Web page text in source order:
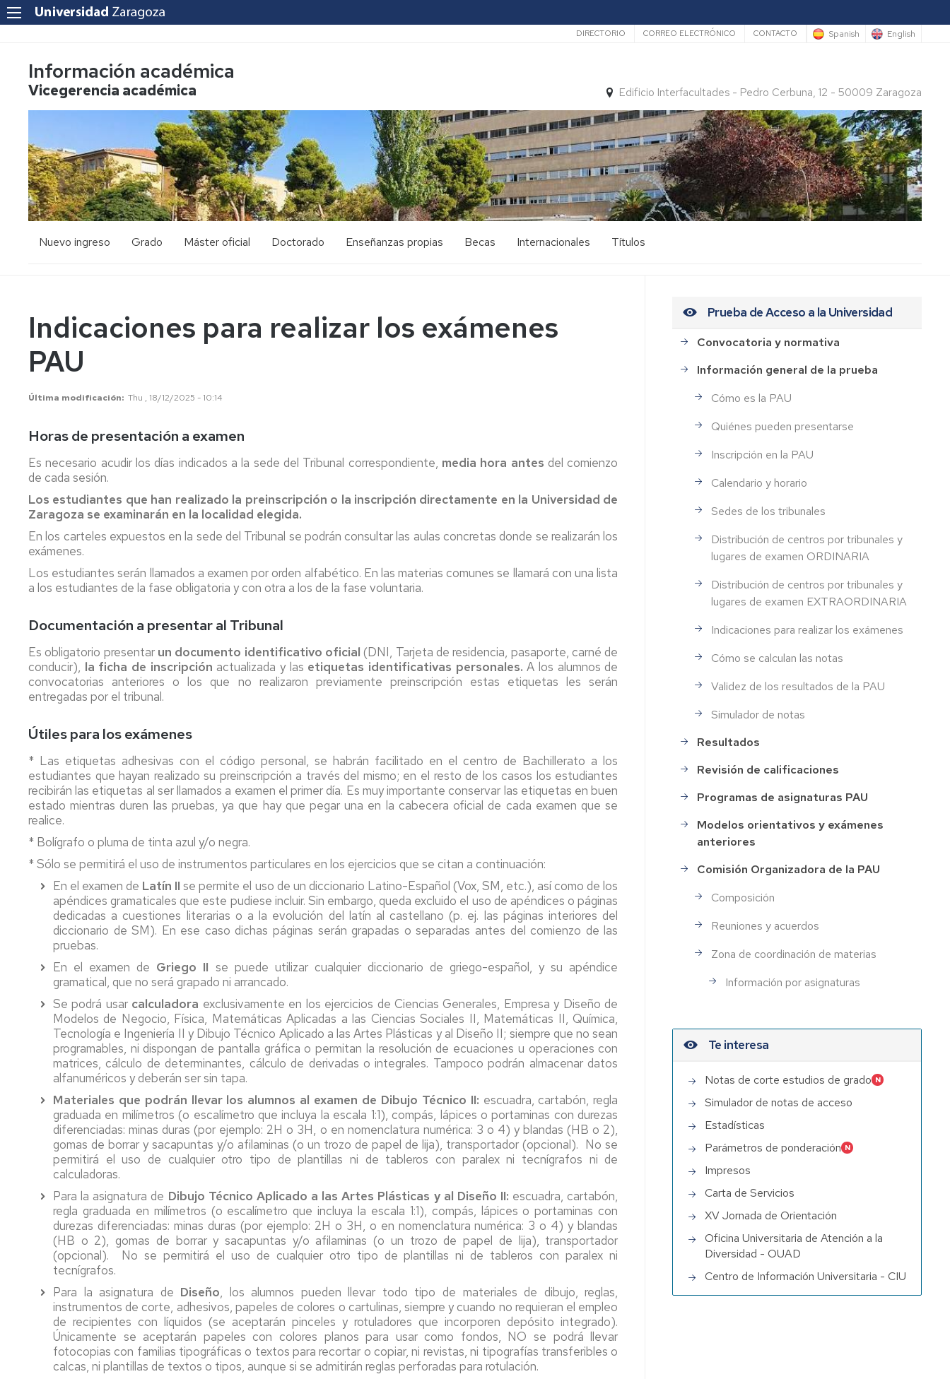
Secundario
DIRECTORIO CORREO ELECTRÓNICO CONTACTO Spanish English
Información académica
Vicegerencia académica Edificio Interfacultades - Pedro Cerbuna, 12 - 50009 Zaragoza
Nuevo ingreso
años
Mayores
45
años
Admisión
a
grados
Cambio
de
universidad
o
de
oficiales
grado
Tramites
on
Grado
Información
Permanencia
Reconocimiento
y
Transferencia
Movilidad
Internacional
Nacional
Legislación
Solicitudes
y
Máster oficial
Información
académica
Movilidad
Nacional
Internacional
Permanencia
Reconocimiento
de
créditos
Legislación
Solicitudes
y
Doctorado Enseñanzas propias Becas Internacionales Títulos
Indicaciones para realizar los exámenes
PAU
Última modificación Thu , 18/12/2025 - 10:14
Horas de presentación a examen
Es necesario acudir los días indicados a la sede del Tribunal correspondiente, media hora antes del comienzo
de cada sesión.
Los estudiantes que han realizado la preinscripción o la inscripción directamente en la Universidad de
Zaragoza se examinarán en la localidad elegida.
En los carteles expuestos en la sede del Tribunal se podrán consultar las aulas concretas donde se realizarán los
exámenes.
Los estudiantes serán llamados a examen por orden alfabético. En las materias comunes se llamará con una lista
a los estudiantes de la fase obligatoria y con otra a los de la fase voluntaria.
Documentación a presentar al Tribunal
Es obligatorio presentar un documento identificativo oficial(DNI, Tarjeta de residencia, pasaporte, carné de
conducir), la ficha de inscripción actualizada y las etiquetas identificativas personales. A los alumnos de
convocatorias anteriores o los que no realizaron previamente preinscripción estas etiquetas les serán
entregadas por el tribunal.
Útiles para los exámenes
* Las etiquetas adhesivas con el código personal, se habrán facilitado en el centro de Bachillerato a los
estudiantes que hayan realizado su preinscripción a través del mismo; en el resto de los casos los estudiantes
recibirán las etiquetas al ser llamados a examen el primer día. Es muy importante conservar las etiquetas en buen
estado mientras duren las pruebas, ya que hay que pegar una en la cabecera oficial de cada examen que se
realice.
* Bolígrafo o pluma de tinta azul y/o negra.
* Sólo se permitirá el uso de instrumentos particulares en los ejercicios que se citan a continuación:
En el examen de Latín II se permite el uso de un diccionario Latino-Español (Vox, SM, etc.), así como de los
apéndices gramaticales que este pudiese incluir. Sin embargo, queda excluido el uso de apéndices o páginas
dedicadas a cuestiones literarias o a la evolución del latín al castellano (p. ej. las páginas interiores del
diccionario de SM). En ese caso dichas páginas serán grapadas o separadas antes del comienzo de las
pruebas.
En el examen de Griego II se puede utilizar cualquier diccionario de griego-español, y su apéndice
gramatical, que no será grapado ni arrancado.
Se podrá usar calculadora exclusivamente en los ejercicios de Ciencias Generales, Empresa y Diseño de
Modelos de Negocio, Física, Matemáticas Aplicadas a las Ciencias Sociales II, Matemáticas II, Química,
Tecnología e Ingeniería II y Dibujo Técnico Aplicado a las Artes Plásticas y al Diseño II; siempre que no sean
programables, ni dispongan de pantalla gráfica o permitan la resolución de ecuaciones u operaciones con
matrices, cálculo de determinantes, cálculo de derivadas o integrales. Tampoco podrán almacenar datos
alfanuméricos y deberán ser sin tapa.
Materiales que podrán llevar los alumnos al examen de Dibujo Técnico II: escuadra, cartabón, regla
graduada en milímetros (o escalímetro que incluya la escala 1:1), compás, lápices o portaminas con durezas
diferenciadas: minas duras (por ejemplo: 2H o 3H, o en nomenclatura numérica: 3 o 4) y blandas (HB o 2),
gomas de borrar y sacapuntas y/o afilaminas (o un trozo de papel de lija), transportador (opcional). No se
permitirá el uso de cualquier otro tipo de plantillas ni de tableros con paralex ni tecnígrafos ni de
calculadoras.
Para la asignatura de Dibujo Técnico Aplicado a las Artes Plásticas y al Diseño II: escuadra, cartabón,
regla graduada en milímetros (o escalímetro que incluya la escala 1:1), compás, lápices o portaminas con
durezas diferenciadas: minas duras (por ejemplo: 2H o 3H, o en nomenclatura numérica: 3 o 4) y blandas
(HB o 2), gomas de borrar y sacapuntas y/o afilaminas (o un trozo de papel de lija), transportador
(opcional). No se permitirá el uso de cualquier otro tipo de plantillas ni de tableros con paralex ni
tecnígrafos.
Para la asignatura de Diseño, los alumnos pueden llevar todo tipo de materiales de dibujo, reglas,
instrumentos de corte, adhesivos, papeles de colores o cartulinas, siempre y cuando no requieran el empleo
de recipientes con líquidos (se aceptarán pinceles y rotuladores que incorporen depósito integrado).
Únicamente se aceptarán papeles con colores planos para usar como fondos, NO se podrá llevar
fotocopias con familias tipográficas o textos para recortar o copiar, ni revistas, ni tipografías transferibles o
calcas, ni plantillas de textos o tipos, aunque si se admitirán reglas perforadas para rotulación.
Prueba de Acceso a la Universidad
Convocatoria y normativa
Información general de la prueba
Cómo es la PAU
Quiénes pueden presentarse
Inscripción en la PAU
Calendario y horario
Sedes de los tribunales
Distribución de centros por tribunales y
lugares de examen ORDINARIA
Distribución de centros por tribunales y
lugares de examen EXTRAORDINARIA
Indicaciones para realizar los exámenes
Cómo se calculan las notas
Validez de los resultados de la PAU
Simulador de notas
Resultados
Revisión de calificaciones
Programas de asignaturas PAU
Modelos orientativos y exámenes
anteriores
Comisión Organizadora de la PAU
Composición
Reuniones y acuerdos
Zona de coordinación de materias
Información por asignaturas
Te interesa
Notas de corte estudios de grado
Simulador de notas de acceso
Estadísticas
Parámetros de ponderación
Impresos
Carta de Servicios
XV Jornada de Orientación
Oficina Universitaria de Atención a la
Diversidad - OUAD
Centro de Información Universitaria - CIU